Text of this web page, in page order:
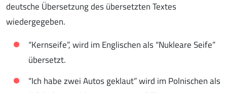
deutsche Übersetzung des übersetzten Textes
wiedergegeben.
“Kernseife”, wird im Englischen als “Nukleare Seife”
übersetzt.
“Ich habe zwei Autos geklaut” wird im Polnischen als